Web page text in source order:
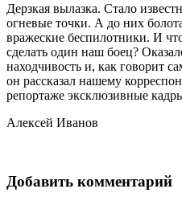
Дерзкая вылазка. Стало
огневые точки. А до них
вражеские беспилотники. И
сделать один наш боец?
находчивость и, как говорит
он рассказал нашему
репортаже эксклюзивные
Алексей Иванов
Добавить комментарий